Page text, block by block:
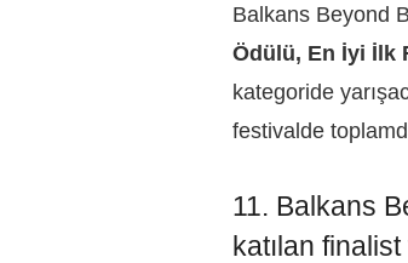
Balkans Beyond
Ödülü, En İyi İlk
kategoride
festivalde
11. Balkans
katılan